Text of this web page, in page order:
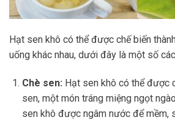
Hạt sen khô có thể được chế biến
uống khác nhau, dưới đây là một số
Chè sen: Hạt sen khô có thể được
sen, một món tráng miệng ngọt
sen khô được ngâm nước để mềm,